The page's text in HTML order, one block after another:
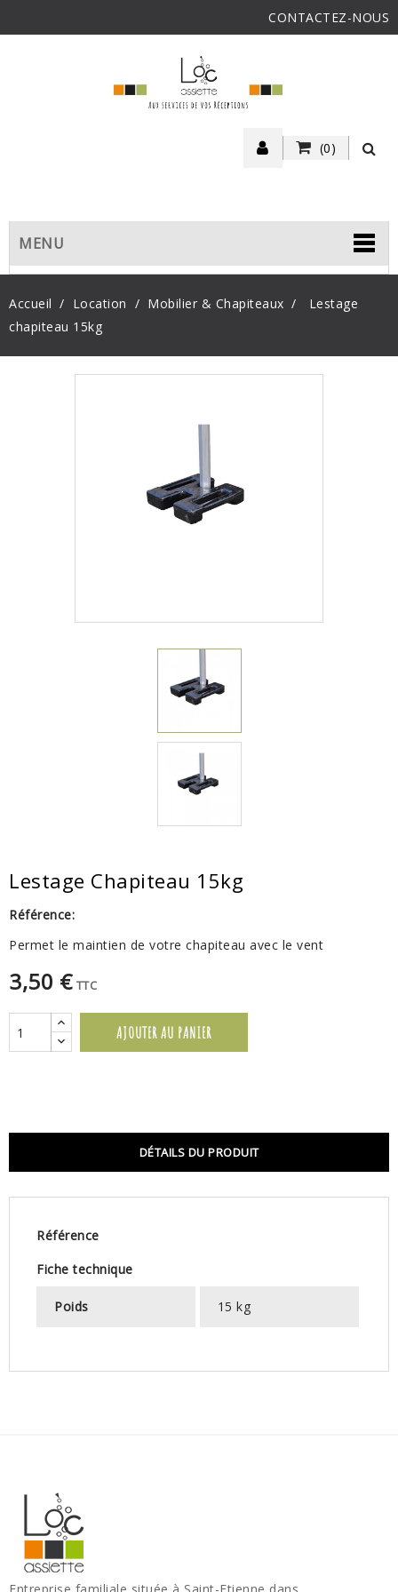
CONTACTEZ-NOUS
(0)
MENU
Accueil Location Mobilier & Chapiteaux
Lestage
chapiteau 15kg
Lestage Chapiteau 15kg
Référence:
Permet le maintien de votre chapiteau avec le vent
3,50 € TTC
AJOUTER AU PANIER
DÉTAILS DU PRODUIT
Référence
Fiche technique
Poids 15 kg